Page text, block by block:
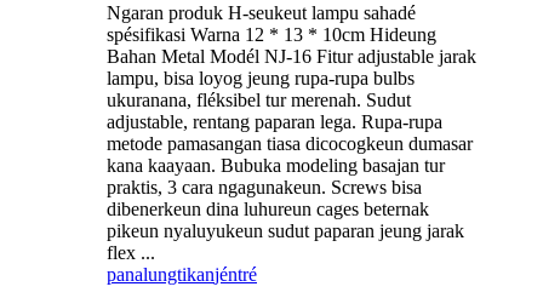
Ngaran produk H-seukeut lampu sahadé
spésifikasi Warna 12 * 13 * 10cm Hideung
Bahan Metal Modél NJ-16 Fitur adjustable jarak
lampu, bisa loyog jeung rupa-rupa bulbs
ukuranana, fléksibel tur merenah. Sudut
adjustable, rentang paparan lega. Rupa-rupa
metode pamasangan tiasa dicocogkeun dumasar
kana kaayaan. Bubuka modeling basajan tur
praktis, 3 cara ngagunakeun. Screws bisa
dibenerkeun dina luhureun cages beternak
pikeun nyaluyukeun sudut paparan jeung jarak
flex ...
panalungtikanjéntré